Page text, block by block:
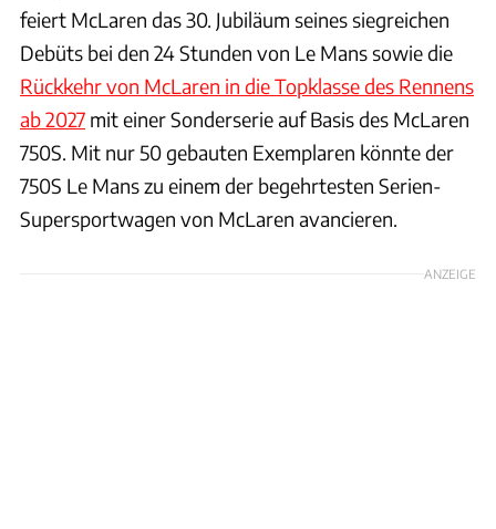
feiert McLaren das 30. Jubiläum seines siegreichen
Debüts bei den 24 Stunden von Le Mans sowie die
Rückkehr von McLaren in die Topklasse des Rennens
ab 2027 mit einer Sonderserie auf Basis des McLaren
750S. Mit nur 50 gebauten Exemplaren könnte der
750S Le Mans zu einem der begehrtesten Serien-
Supersportwagen von McLaren avancieren.
ANZEIGE